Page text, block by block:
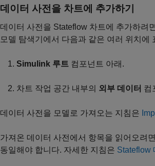
데이터 사전을 차트에 추가하기
데이터 사전을 Stateflow 차트에 추가하려
모델 탐색기 에서 다음과 같은 여러 위치에
Simulink 루트 컴포넌트 아래.
차트 작업 공간 내부의 외부 데이터 컴
데이터 사전을 모델로 가져오는 지침은
가져온 데이터 사전에서 항목을 읽어오려
동일해야 합니다. 자세한 지침은 Stateflow